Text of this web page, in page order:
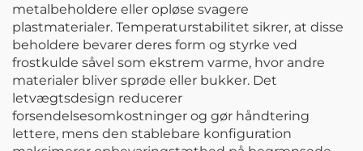
metalbeholdere eller opløse svagere
plastmaterialer. Temperaturstabilitet sikrer, at disse
beholdere bevarer deres form og styrke ved
frostkulde såvel som ekstrem varme, hvor andre
materialer bliver sprøde eller bukker. Det
letvægtsdesign reducerer
forsendelsesomkostninger og gør håndtering
lettere, mens den stablebare konfiguration